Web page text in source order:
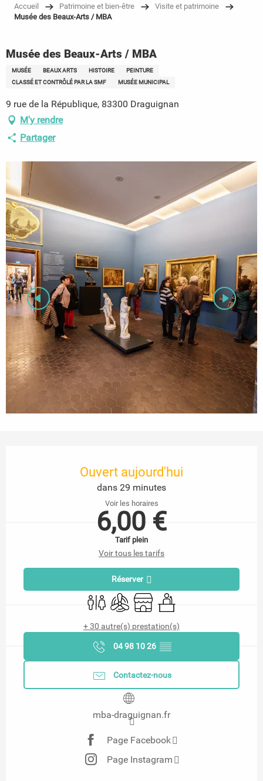
Accueil Patrimoine et bien-être
Visite et patrimoine
Musée des Beaux-Arts / MBA
Musée des Beaux-Arts / MBA
MUSÉE BEAUX ARTS HISTOIRE
PEINTURE
CLASSÉ ET CONTRÔLÉ PAR LA SMF
MUSÉE MUNICIPAL
9 rue de la République, 83300 Draguignan
M'y rendre
Partager
Ouvert aujourd'hui
dans 29 minutes
Voir les horaires
6,00 €
Tarif plein
Voir tous les tarifs
Réserver
ToilettesAir conditionné
BoutiqueSéminaires
+ 30 autre(s) prestation(s)
04 98 10 26 ▒▒
Contactez-nous
mba-draguignan.fr
Page Facebook
Page Instagram